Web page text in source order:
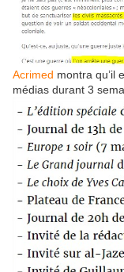
Acrimed montra qu’il
médias durant 3